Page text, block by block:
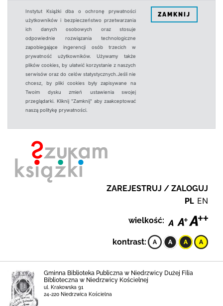
Instytut Książki dba o ochronę prywatności
użytkowników i bezpieczeństwo przetwarzania
ich danych osobowych oraz stosuje
odpowiednie rozwiązania technologiczne
zapobiegające ingerencji osób trzecich w
prywatność użytkowników. Używamy także
plików cookies, by ułatwić korzystanie z naszych
serwisów oraz do celów statystycznych.Jeśli nie
chcesz, by pliki cookies były zapisywane na
Twoim dysku zmień ustawienia swojej
przeglądarki. Kliknij "Zamknij" aby zaakceptować
naszą politykę prywatności.
ZAMKNIJ
ZAREJESTRUJ / ZALOGUJ
PL EN
wielkość:
kontrast:
Gminna Biblioteka Publiczna w Niedrzwicy Dużej Filia
Biblioteczna w Niedrzwicy Kościelnej
ul. Krakowska 91
24-220 Niedrzwica Kościelna